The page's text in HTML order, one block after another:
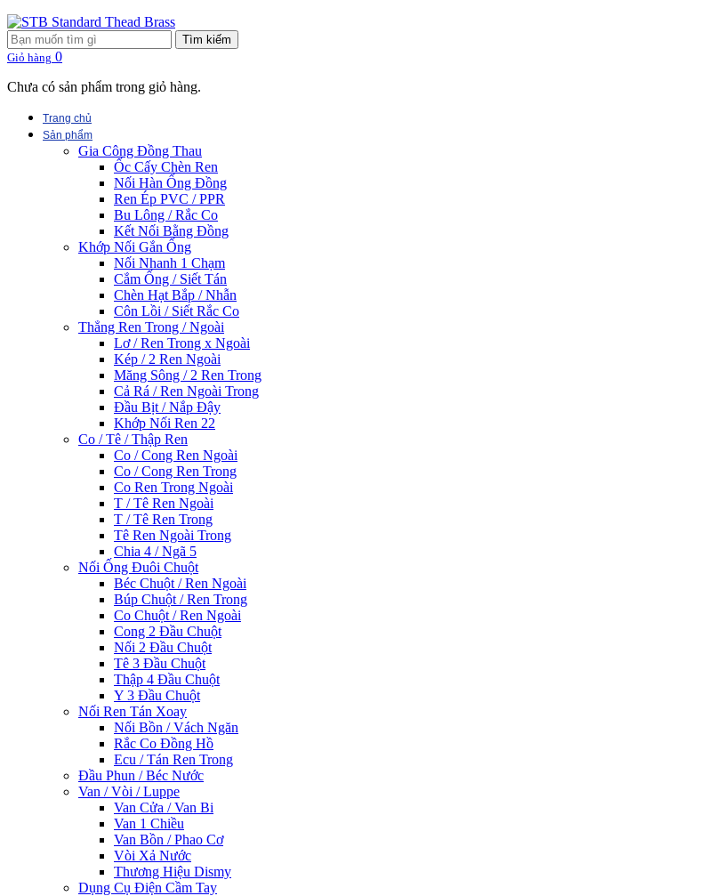
Tìm kiếm
Giỏ hàng 0
Chưa có sản phẩm trong giỏ hàng.
Trang chủ
Sản phẩm
Gia Công Đồng Thau
Ốc Cấy Chèn Ren
Nối Hàn Ống Đồng
Ren Ép PVC / PPR
Bu Lông / Rắc Co
Kết Nối Bằng Đồng
Khớp Nối Gắn Ống
Nối Nhanh 1 Chạm
Cắm Ống / Siết Tán
Chèn Hạt Bắp / Nhẫn
Côn Lồi / Siết Rắc Co
Thẳng Ren Trong / Ngoài
Lơ / Ren Trong x Ngoài
Kép / 2 Ren Ngoài
Măng Sông / 2 Ren Trong
Cả Rá / Ren Ngoài Trong
Đầu Bịt / Nắp Đậy
Khớp Nối Ren 22
Co / Tê / Thập Ren
Co / Cong Ren Ngoài
Co / Cong Ren Trong
Co Ren Trong Ngoài
T / Tê Ren Ngoài
T / Tê Ren Trong
Tê Ren Ngoài Trong
Chia 4 / Ngã 5
Nối Ống Đuôi Chuột
Béc Chuột / Ren Ngoài
Búp Chuột / Ren Trong
Co Chuột / Ren Ngoài
Cong 2 Đầu Chuột
Nối 2 Đầu Chuột
Tê 3 Đầu Chuột
Thập 4 Đầu Chuột
Y 3 Đầu Chuột
Nối Ren Tán Xoay
Nối Bồn / Vách Ngăn
Rắc Co Đồng Hồ
Ecu / Tán Ren Trong
Đầu Phun / Béc Nước
Van / Vòi / Luppe
Van Cửa / Van Bi
Van 1 Chiều
Van Bồn / Phao Cơ
Vòi Xả Nước
Thương Hiệu Dismy
Dụng Cụ Điện Cầm Tay